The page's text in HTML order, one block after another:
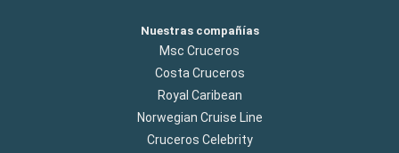
Nuestras compañías
Msc Cruceros
Costa Cruceros
Royal Caribean
Norwegian Cruise Line
Cruceros Celebrity